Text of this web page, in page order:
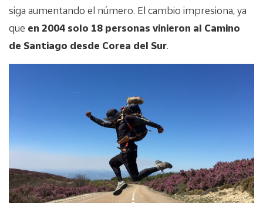
siga aumentando el número. El cambio impresiona, ya
que en 2004 solo 18 personas vinieron al Camino
de Santiago desde Corea del Sur.